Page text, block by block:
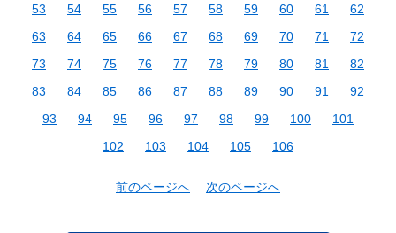
53
54 55 56 57 58 59 60 61
62
63
64 65 66 67 68 69 70 71
72
73
74 75 76 77 78 79 80 81
82
83
84 85 86 87 88 89 90 91
92
93
94 95 96 97 98 99 100
101
102
103 104 105 106
前のページへ 次のページへ